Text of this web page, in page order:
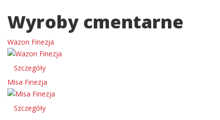
Wyroby cmentarne
Wazon Finezja
Szczegóły
Misa Finezja
Szczegóły